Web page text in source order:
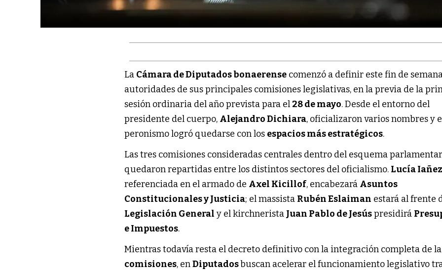
La Cámara de Diputados bonaerense comenzó a definir este fin de
autoridades de sus principales comisiones legislativas, en la previa de la
sesión ordinaria del año prevista para el 28 de mayo. Desde el entorno del
presidente del cuerpo, Alejandro Dichiara, oficializaron varios nombres y
peronismo logró quedarse con los espacios más estratégicos.
Las tres comisiones consideradas centrales dentro del esquema
quedaron repartidas entre los distintos sectores del oficialismo. Lucía
referenciada en el armado de Axel Kicillof, encabezará Asuntos
Constitucionales y Justicia; el massista Rubén Eslaiman estará al frente
Legislación General y el kirchnerista Juan Pablo de Jesúspresidirá
e Impuestos.
Mientras todavía resta el decreto definitivo con la integración completa de
comisiones, enDiputadosbuscan acelerar el funcionamiento legislativo